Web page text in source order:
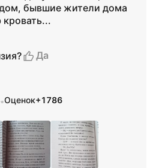
бывшие жители дома
Да
•Оценок+1786